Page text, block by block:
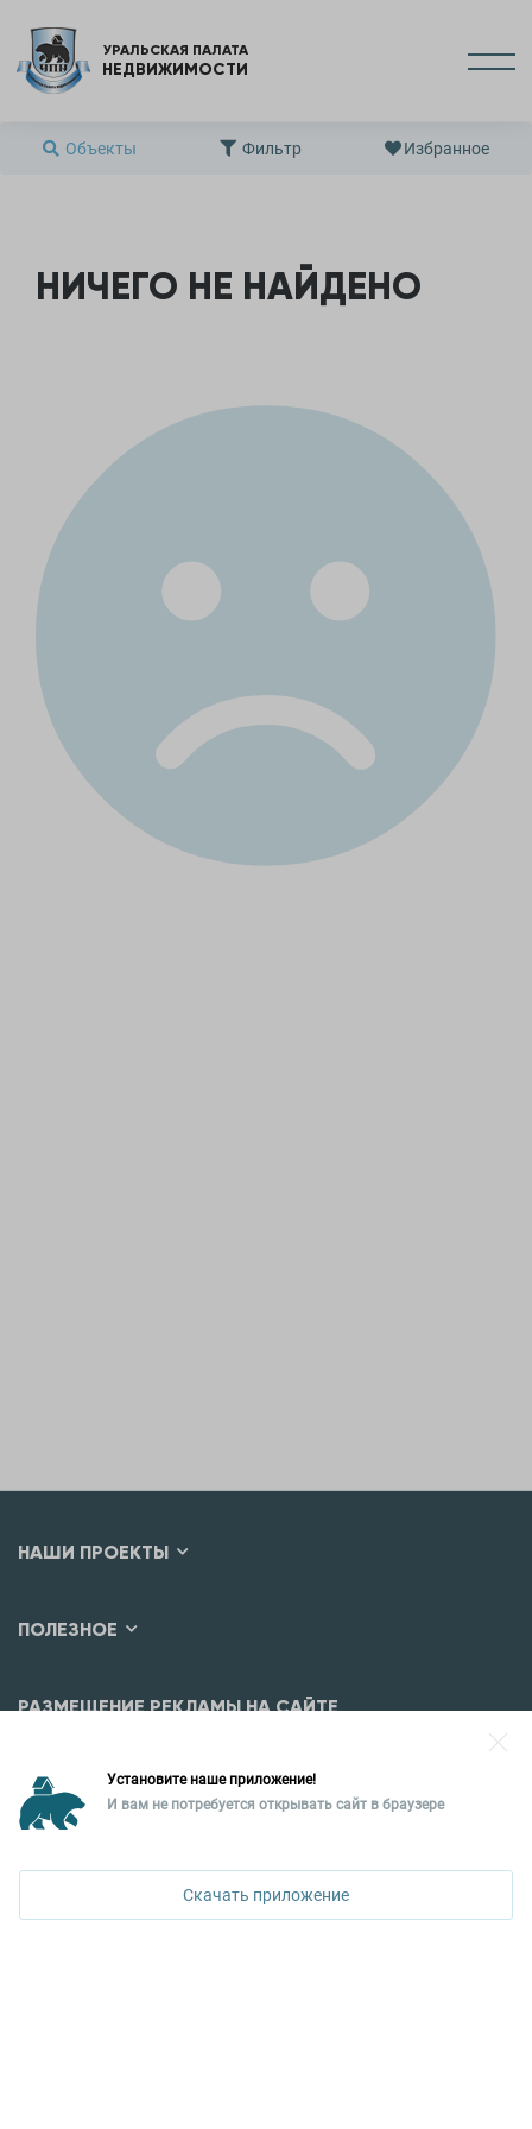
УРАЛЬСКАЯ ПАЛАТА
НЕДВИЖИМОСТИ
Объекты Фильтр Избранное
НИЧЕГО НЕ НАЙДЕНО
НАШИ ПРОЕКТЫ
ПОЛЕЗНОЕ
РАЗМЕЩЕНИЕ РЕКЛАМЫ НА САЙТЕ
Уральская палата недвижимости
ул. Горького, 65, 0 подъезд, 3 этаж
Установите наше приложение!
И вам не потребуется открывать сайт в браузере
Скачать приложение